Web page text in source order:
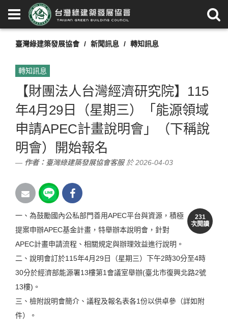
臺灣綠建築發展協會 新聞訊息 轉知訊息
轉知訊息
【財團法人台灣經濟研究院】115
年4月29日（星期三）「能源領域
申請APEC計畫說明會」（下稱說
明會）開始報名
作者： 臺灣綠建築發展協會客服於 2026-04-03
231
次閱讀
一、為鼓勵國內公私部門善用APEC平台與資源，積極
提案申辦APEC基金計畫，特舉辦本說明會，針對
APEC計畫申請流程、相關規定與辦理效益進行說明。
二、說明會訂於115年4月29日（星期三）下午2時30分至4時
30分於經濟部能源署13樓第1會議室舉辦(臺北市復興北路2號
13樓)。
三、檢附說明會簡介、議程及報名表各1份以供卓參（詳如附
件）。